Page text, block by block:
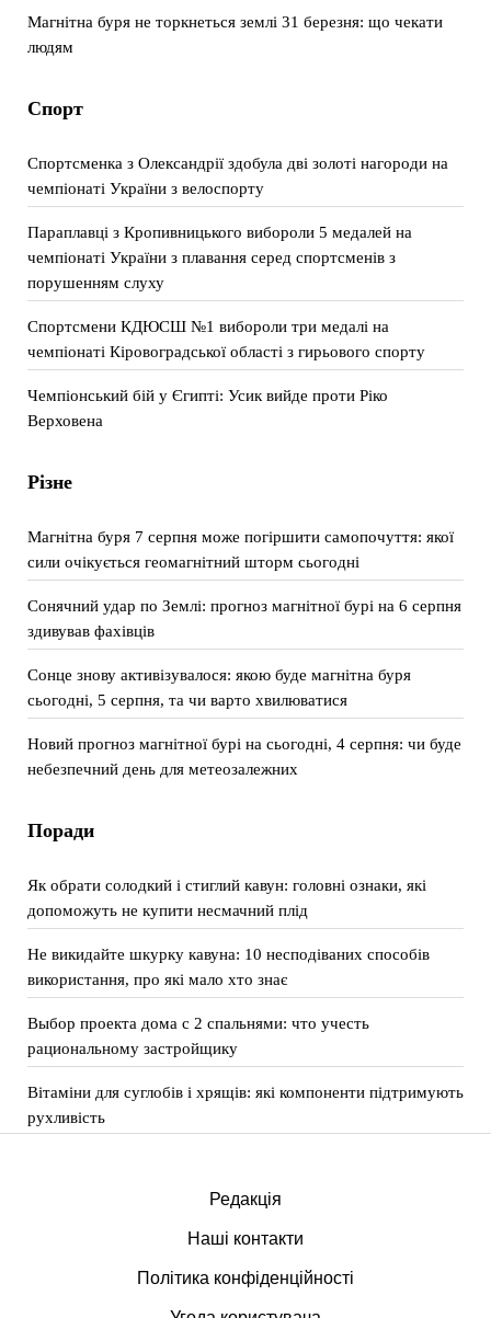
Магнітна буря не торкнеться землі 31 березня: що чекати
людям
Спорт
Спортсменка з Олександрії здобула дві золоті нагороди на
чемпіонаті України з велоспорту
Параплавці з Кропивницького вибороли 5 медалей на
чемпіонаті України з плавання серед спортсменів з
порушенням слуху
Спортсмени КДЮСШ №1 вибороли три медалі на
чемпіонаті Кіровоградської області з гирьового спорту
Чемпіонський бій у Єгипті: Усик вийде проти Ріко
Верховена
Різне
Магнітна буря 7 серпня може погіршити самопочуття: якої
сили очікується геомагнітний шторм сьогодні
Сонячний удар по Землі: прогноз магнітної бурі на 6 серпня
здивував фахівців
Сонце знову активізувалося: якою буде магнітна буря
сьогодні, 5 серпня, та чи варто хвилюватися
Новий прогноз магнітної бурі на сьогодні, 4 серпня: чи буде
небезпечний день для метеозалежних
Поради
Як обрати солодкий і стиглий кавун: головні ознаки, які
допоможуть не купити несмачний плід
Не викидайте шкурку кавуна: 10 несподіваних способів
використання, про які мало хто знає
Выбор проекта дома с 2 спальнями: что учесть
рациональному застройщику
Вітаміни для суглобів і хрящів: які компоненти підтримують
рухливість
Редакція
Наші контакти
Політика конфіденційності